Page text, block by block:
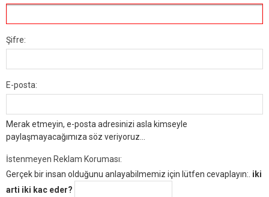
Şifre:
E-posta:
Merak etmeyin, e-posta adresinizi asla kimseyle
paylaşmayacağımıza söz veriyoruz...
İstenmeyen Reklam Koruması:
Gerçek bir insan olduğunu anlayabilmemiz için lütfen cevaplayın:. iki
arti iki kac eder?